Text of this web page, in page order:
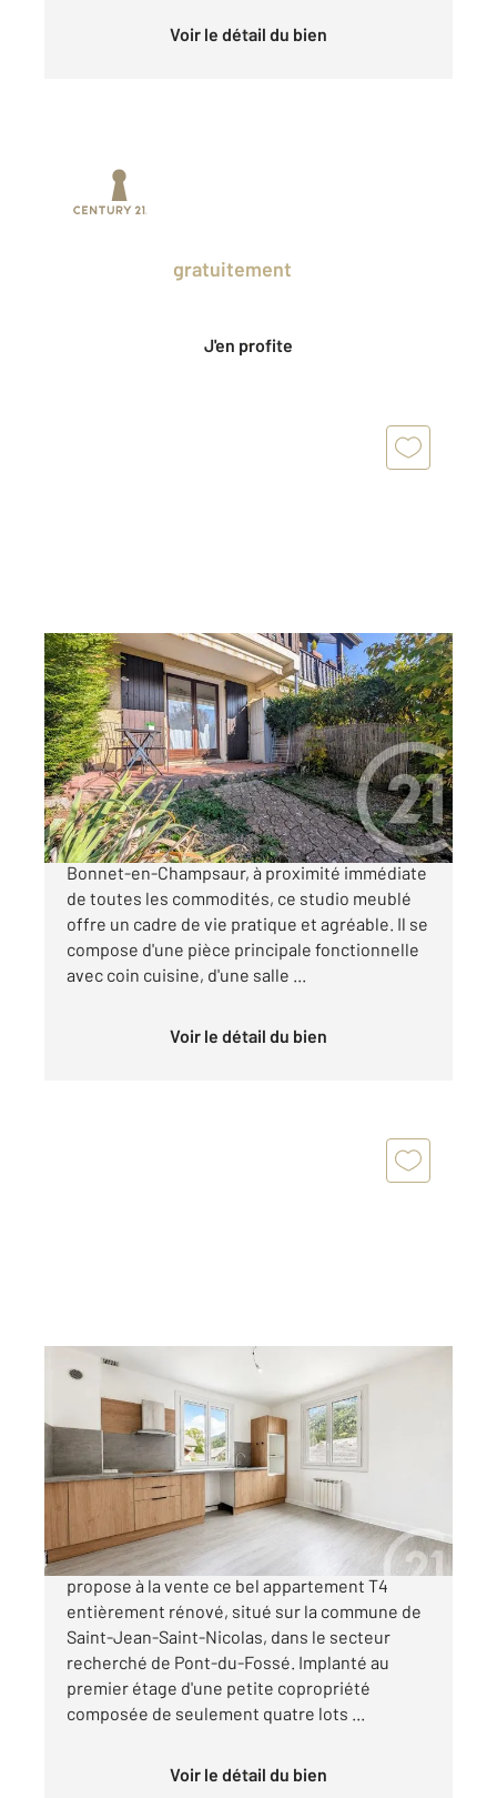
Voir le détail du bien
gratuitement
J'en profite
ST BONNET EN CHAMPSAUR 05
16,16 m2, 1 pièce
Ref : 1078
Appartement Studio à vendre
59 000 €
Situé au cœur du charmant village de Saint-
Bonnet-en-Champsaur, à proximité immédiate
de toutes les commodités, ce studio meublé
offre un cadre de vie pratique et agréable. Il se
compose d'une pièce principale fonctionnelle
avec coin cuisine, d'une salle ...
Voir le détail du bien
ST JEAN ST NICOLAS 05
86,06 m , 4 pièces
Ref : 1207
Appartement T4 à vendre
195 000 €
Votre agence Century21 Interalpes vous
propose à la vente ce bel appartement T4
entièrement rénové, situé sur la commune de
Saint-Jean-Saint-Nicolas, dans le secteur
recherché de Pont-du-Fossé. Implanté au
premier étage d'une petite copropriété
composée de seulement quatre lots ...
Voir le détail du bien